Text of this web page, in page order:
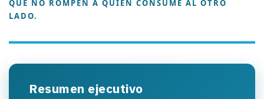
QUE NO ROMPEN A QUIEN CONSUME AL OTRO
LADO.
Resumen ejecutivo